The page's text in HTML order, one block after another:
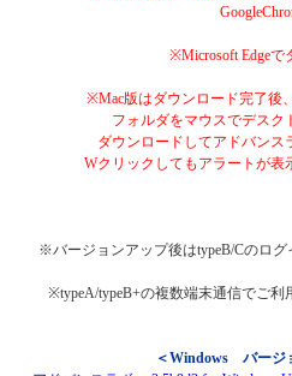
※Microsoft Edgeで
※Mac版はダウンロード完了後
フォルダをマウスでデス
ダウンロードしてアドバン
Wクリックしてもアラートが表
※バージョンアップ後はtypeB/Cのロ
※typeA/typeB+の複数端末通信でご
＜Windows バー